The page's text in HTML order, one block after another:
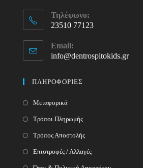
Τηλέφωνο:
23510 77123
in
your
Email:
info@dentrospitokids.grOpens
ΠΛΗΡΟΦΟΡΙΕΣ
Μεταφορικά
Τρόποι Πληρωμής
Τρόπος Αποστολής
Επιστροφές / Αλλαγές